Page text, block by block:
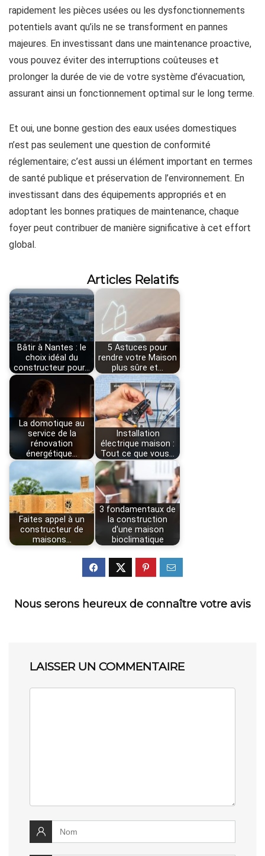
rapidement les pièces usées ou les dysfonctionnements
potentiels avant qu’ils ne se transforment en pannes
majeures. En investissant dans une maintenance proactive,
vous pouvez éviter des interruptions coûteuses et
prolonger la durée de vie de votre système d’évacuation,
assurant ainsi un fonctionnement optimal sur le long terme.
Et oui, une bonne gestion des eaux usées domestiques
n’est pas seulement une question de conformité
réglementaire; c’est aussi un élément important en termes
de santé publique et préservation de l’environnement. En
investissant dans des équipements appropriés et en
adoptant les bonnes pratiques de maintenance, chaque
foyer peut contribuer de manière significative à cet effort
global.
Articles Relatifs
Bâtir à Nantes : le
choix idéal du
constructeur pour…
5 Astuces pour
rendre votre Maison
plus sûre et…
La domotique au
service de la
rénovation
énergétique…
Installation
électrique maison :
Tout ce que vous…
Faites appel à un
constructeur de
maisons…
3 fondamentaux de
la construction
d'une maison
bioclimatique
Nous serons heureux de connaître votre avis
LAISSER UN COMMENTAIRE